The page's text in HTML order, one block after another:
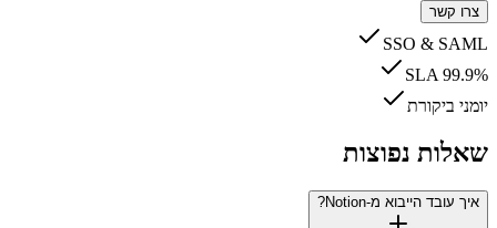
צרו קשר
SSO & SAML
SLA 99.9%
יומני ביקורת
שאלות נפוצות
איך עובד הייבוא מ-Notion?